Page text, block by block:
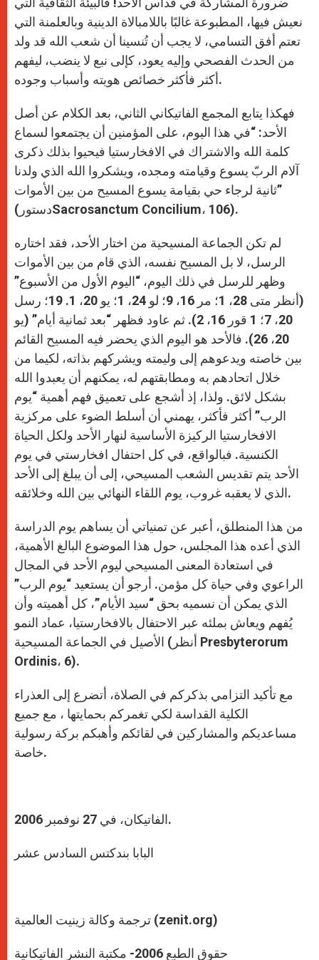
نعيش فيها، المطبوعة غالبًا باللامبالاة الدينية وبالعلمنة التي
تعتم أفق التسامي، لا يجب أن تُنسينا أن شعب الله قد ولد
من الحدث الفصحي وإليه يعود، كإلى نبع لا ينضب، ليفهم
أكثر فأكثر خصائص هويته وأسباب وجوده.
فهكذا يتابع المجمع الفاتيكاني الثاني، بعد الكلام عن أصل
الأحد: “في هذا اليوم، على المؤمنين أن يجتمعوا لسماع
كلمة الله والاشتراك في الافخارستيا فيحيوا بذلك ذكرى
آلام الربّ يسوع وقيامته ومجده، ويشكروا الله الذي ولدنا
ثانية لرجاء حي بقيامة يسوع المسيح من بين الأموات”
(دستورSacrosanctum Concilium، 106).
لم تكن الجماعة المسيحية من اختار الأحد، فقد اختاره
الرسل، لا بل المسيح نفسه، الذي قام من بين الأموات
وظهر للرسل في ذلك اليوم، “اليوم الأول من الأسبوع”
(أنظر متى 28، 1؛ مر 16، 9؛ لو 24، 1؛ يو 20، 1. 19؛ رسل
20، 7؛ 1 قور 16، 2). ثم عاود فظهر “بعد ثمانية أيام” (يو
20، 26). فالأحد هو اليوم الذي يحضر فيه المسيح القائم
بين خاصته ويدعوهم إلى وليمته ويشركهم بذاته، لكيما من
خلال اتحادهم به ومطابقتهم له، يمكنهم أن يعبدوا الله
بشكل لائق. ولذا، إذ أشجع على تعميق فهم أهمية “يوم
الرب” أكثر فأكثر، يهمني أن أسلط الضوء على مركزية
الافخارستيا الركيزة الأساسية لنهار الأحد ولكل الحياة
الكنسية. فبالواقع، في كل احتفال افخارستي في يوم
الأحد يتم تقديس الشعب المسيحي، إلى أن يبلغ إلى الأحد
الذي لا يعقبه غروب، يوم اللقاء النهائي بين الله وخلائقه.
من هذا المنطلق، أعبر عن تمنياتي أن يساهم يوم الدراسة
الذي أعده هذا المجلس، حول هذا الموضوع البالغ الأهمية،
في استعادة المعنى المسيحي ليوم الأحد في المجال
الراعوي وفي حياة كل مؤمن. أرجو أن يستعيد “يوم الرب”
الذي يمكن أن نسميه بحق “سيد الأيام”، كل أهميته وأن
يُفهم ويعاش بملئه عبر الاحتفال بالافخارستيا، عماد النمو
الأصيل في الجماعة المسيحية (أنظر Presbyterorum
Ordinis، 6).
مع تأكيد التزامي بذكركم في الصلاة، أتضرع إلى العذراء
الكلية القداسة لكي تغمركم بحمايتها ، مع جميع
مساعديكم والمشاركين في لقائكم وأهبكم بركة رسولية
خاصة.
الفاتيكان، في 27 نوفمبر 2006.
البابا بندكتس السادس عشر
ترجمة وكالة زينيت العالمية (zenit.org)
حقوق الطبع 2006- مكتبة النشر الفاتيكانية